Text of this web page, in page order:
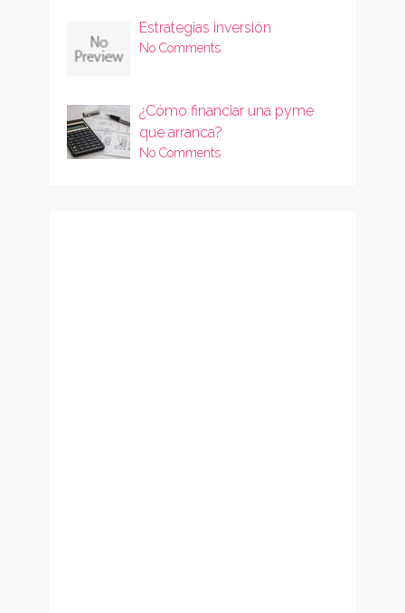
Estrategias inversión
No Comments
¿Cómo financiar una pyme
que arranca?
No Comments